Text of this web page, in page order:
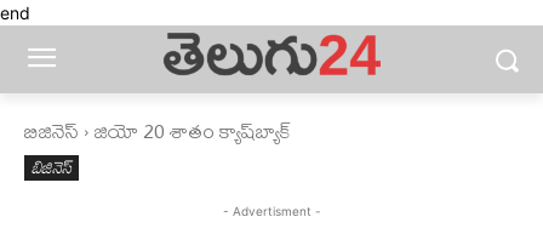
end
బిజినెస్‌ జియో 20 శాతం క్యాష్‌బ్యాక్‌
బిజినెస్‌
- Advertisment -